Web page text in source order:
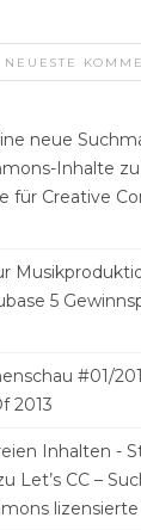
NEUESTE
neue
Inhalte zu
für Creative
5
#01/
2013
Inhalten -
Let’s CC –